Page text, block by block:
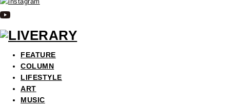
FEATURE
COLUMN
LIFESTYLE
ART
MUSIC